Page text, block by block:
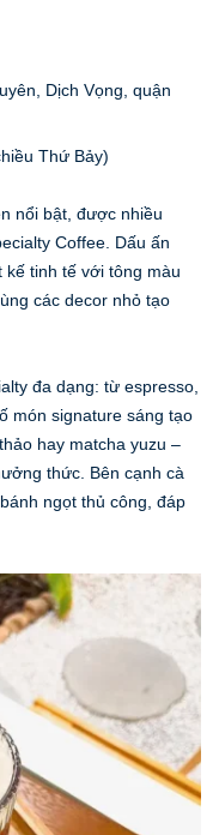
Dịch Vọng, quận
Thứ Bảy)
nổi bật, được nhiều
Coffee. Dấu ấn
tinh tế với tông màu
các decor nhỏ tạo
đa dạng: từ espresso,
món signature sáng tạo
hay matcha yuzu –
thức. Bên cạnh cà
ngọt thủ công, đáp